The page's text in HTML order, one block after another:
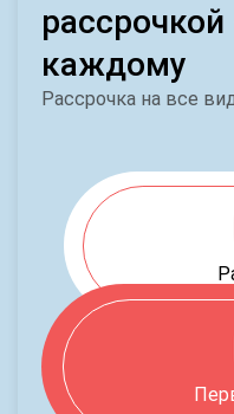
каждому
Рассрочка на все